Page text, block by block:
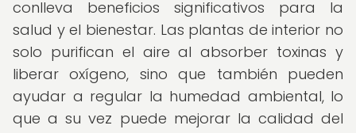
conlleva beneficios significativos para la
salud y el bienestar. Las plantas de interior no
solo purifican el aire al absorber toxinas y
liberar oxígeno, sino que también pueden
ayudar a regular la humedad ambiental, lo
que a su vez puede mejorar la calidad del